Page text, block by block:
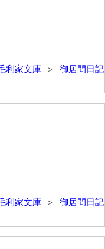
利家文庫 ＞ 御居間日記
利家文庫 ＞ 御居間日記